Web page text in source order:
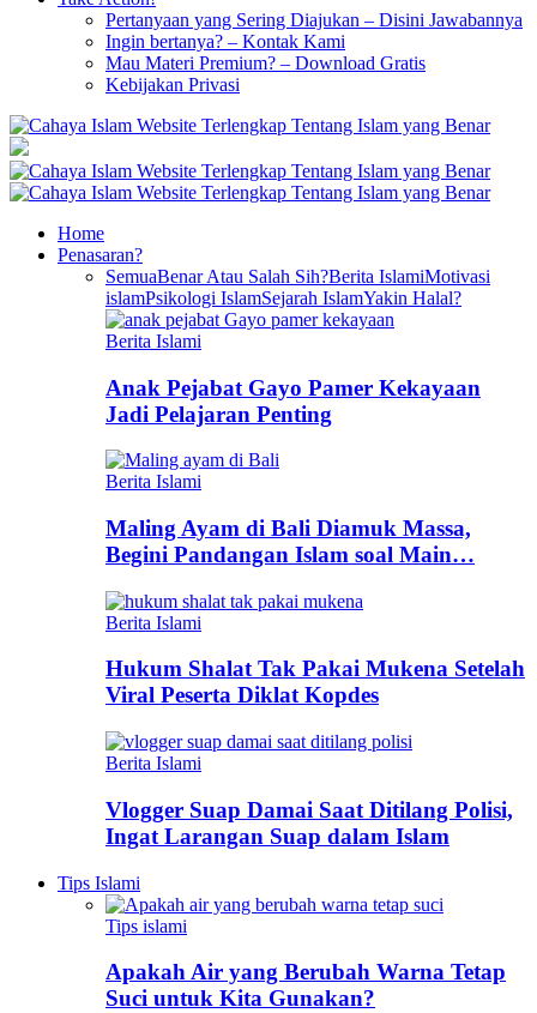
Pertanyaan yang Sering Diajukan – Disini Jawabannya
Ingin bertanya? – Kontak Kami
Mau Materi Premium? – Download Gratis
Kebijakan Privasi
Home
Penasaran?
SemuaBenar Atau Salah Sih?Berita IslamiMotivasi
islamPsikologi IslamSejarah IslamYakin Halal?
Berita Islami
Anak Pejabat Gayo Pamer Kekayaan
Jadi Pelajaran Penting
Berita Islami
Maling Ayam di Bali Diamuk Massa,
Begini Pandangan Islam soal Main…
Berita Islami
Hukum Shalat Tak Pakai Mukena Setelah
Viral Peserta Diklat Kopdes
Berita Islami
Vlogger Suap Damai Saat Ditilang Polisi,
Ingat Larangan Suap dalam Islam
Tips Islami
Tips islami
Apakah Air yang Berubah Warna Tetap
Suci untuk Kita Gunakan?